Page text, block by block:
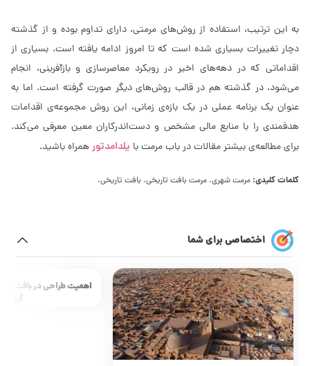
به این ترتیب، استفاده از روشهای مرمتی، دارای تداوم بوده و از گذشته
دچار تغییرات بسیاری شده است که تا امروز ادامه یافته است. بسیاری از
اقداماتی که در دهه‌های اخیر در رویکرد معاصرسازی و بازآفرینی، انجام
می‌شود، در گذشته هم در قالب روش‌های دیگر صورت گرفته است. اما به
عنوان یک برنامه عملی در یک بازه‌ی زمانی، این روش مجموعه‌ی اقدامات
هدفمندی را با منابع مالی مشخص و دست‌اندرکاران معین معرفی می‌کند.
برای مطالعه‌ی بیشتر مقالات در باب مرمت با یلدامدتورهمراه باشید.
کلمات کلیدی: مرمت شهری، مرمت بافت تاریخی، بافت تاریخی،
اختصاصی برای شما